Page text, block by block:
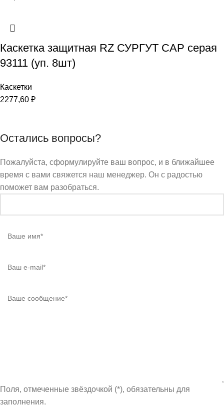
Каскетка защитная RZ СУРГУТ CAP серая
93111 (уп. 8шт)
Каскетки
2277,60 ₽
Остались вопросы?
Пожалуйста, сформулируйте ваш вопрос, и в ближайшее
время с вами свяжется наш менеджер. Он с радостью
поможет вам разобраться.
Поля, отмеченные звёздочкой (*), обязательны для
заполнения.